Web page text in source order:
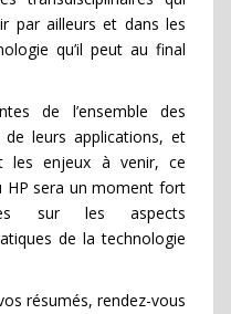
par ailleurs et dans les
qu’il peut au final
de l’ensemble des
leurs applications, et
les enjeux à venir, ce
HP sera un moment fort
sur les aspects
de la technologie
résumés, rendez-vous